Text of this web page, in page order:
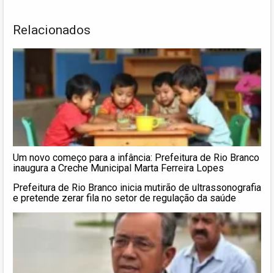
Relacionados
Um novo começo para a infância: Prefeitura de Rio Branco
inaugura a Creche Municipal Marta Ferreira Lopes
Prefeitura de Rio Branco inicia mutirão de ultrassonografia
e pretende zerar fila no setor de regulação da saúde